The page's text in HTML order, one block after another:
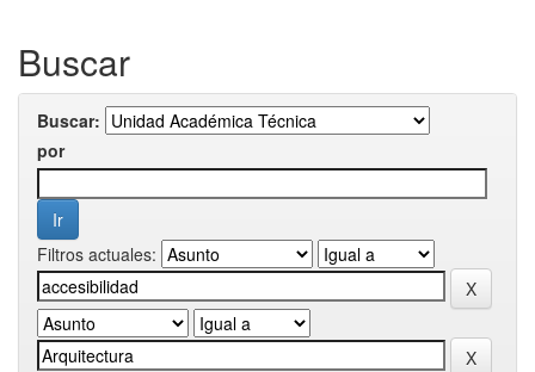
Buscar
Buscar:
por
Filtros actuales: